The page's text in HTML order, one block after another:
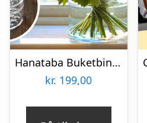
Hanataba Buketbinder
kr. 199,00